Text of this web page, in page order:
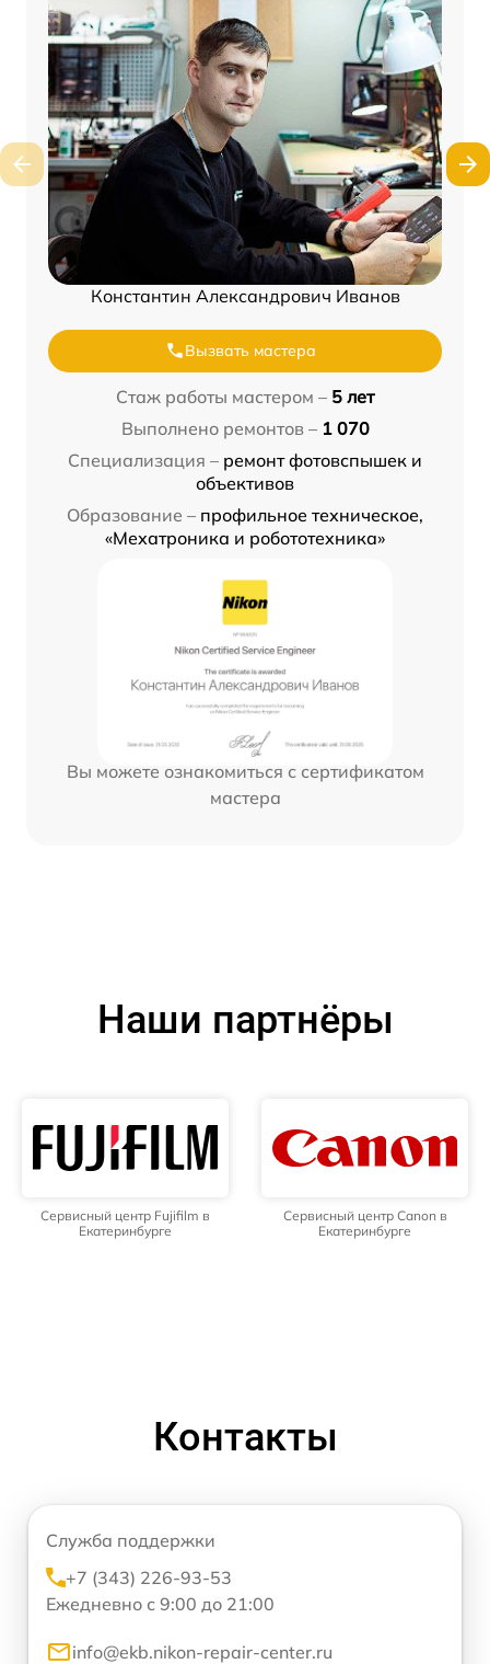
Константин Александрович Иванов
Вызвать мастера
Стаж работы мастером – 5 лет
Выполнено ремонтов – 1 070
Специализация – ремонт фотовспышек и
объективов
Образование – профильное техническое,
«Мехатроника и робототехника»
Вы можете ознакомиться с сертификатом
мастера
Наши партнёры
Сервисный центр Fujifilm в
Екатеринбурге
Сервисный центр Canon в
Екатеринбурге
Контакты
Служба поддержки
+7 (343) 226-93-53
Ежедневно с 9:00 до 21:00
info@ekb.nikon-repair-center.ru